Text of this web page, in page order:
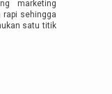
marketing
rapi sehingga
satu titik